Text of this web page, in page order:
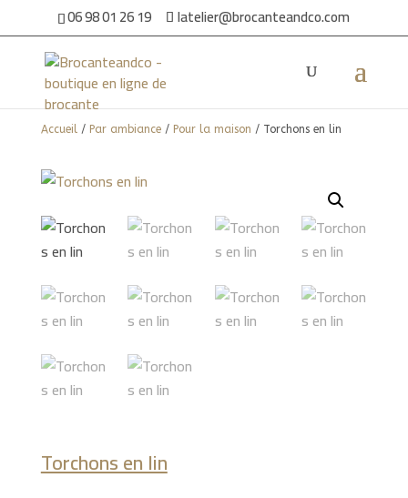
06 98 01 26 19 latelier@brocanteandco.com
Accueil/ Par ambiance/ Pour la maison / Torchons en lin
Torchons en lin